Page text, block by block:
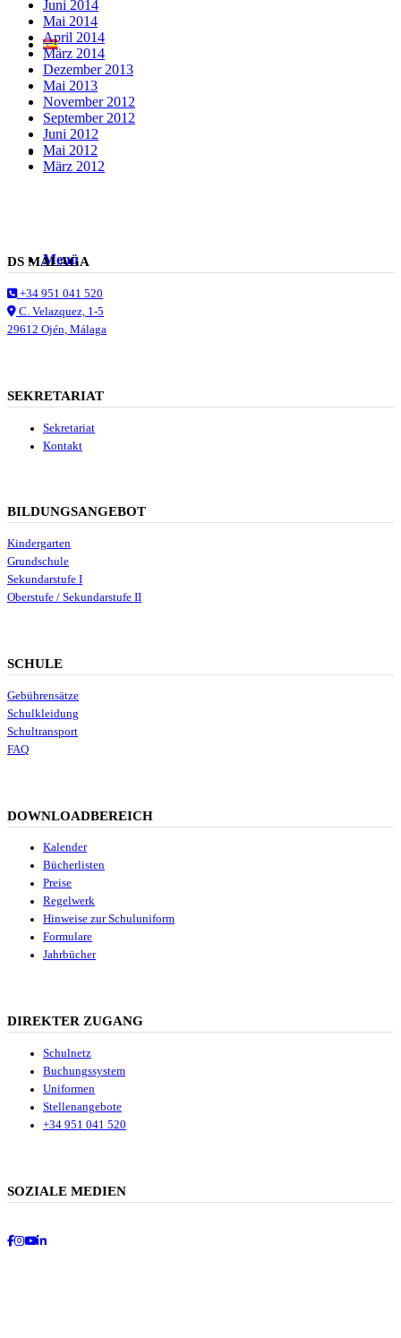
Suche
MenüMenü
Juni 2014
Mai 2014
April 2014
März 2014
Dezember 2013
Mai 2013
November 2012
September 2012
Juni 2012
Mai 2012
März 2012
DS MÁLAGA
+34 951 041 520
C. Velazquez, 1-5
29612 Ojén, Málaga
SEKRETARIAT
Sekretariat
Kontakt
BILDUNGSANGEBOT
Kindergarten
Grundschule
Sekundarstufe I
Oberstufe / Sekundarstufe II
SCHULE
Gebührensätze
Schulkleidung
Schultransport
FAQ
DOWNLOADBEREICH
Kalender
Bücherlisten
Preise
Regelwerk
Hinweise zur Schuluniform
Formulare
Jahrbücher
DIREKTER ZUGANG
Schulnetz
Buchungssystem
Uniformen
Stellenangebote
+34 951 041 520
SOZIALE MEDIEN